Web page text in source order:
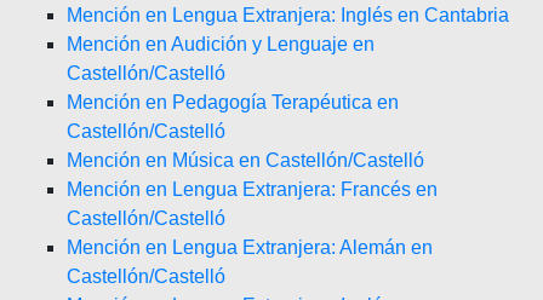
Mención en Lengua Extranjera: Inglés en Cantabria
Mención en Audición y Lenguaje en
Castellón/Castelló
Mención en Pedagogía Terapéutica en
Castellón/Castelló
Mención en Música en Castellón/Castelló
Mención en Lengua Extranjera: Francés en
Castellón/Castelló
Mención en Lengua Extranjera: Alemán en
Castellón/Castelló